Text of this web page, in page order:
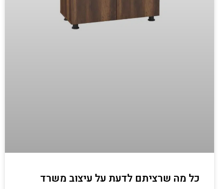
כל מה שרציתם לדעת על עיצוב משרד